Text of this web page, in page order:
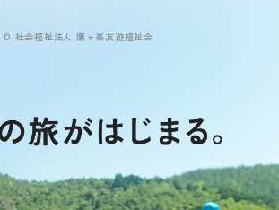
© 社会福祉法人 鷹ヶ峯友遊福祉会